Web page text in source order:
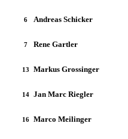
6 Andreas Schicker
7 Rene Gartler
13 Markus Grossinger
14 Jan Marc Riegler
16 Marco Meilinger